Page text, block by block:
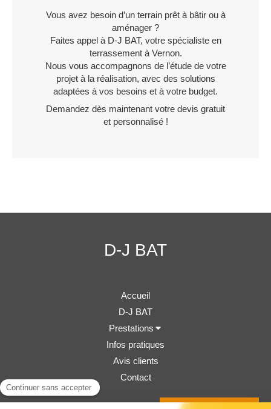
Vous avez besoin d’un terrain prêt à bâtir ou à
aménager ?
Faites appel à D-J BAT, votre spécialiste en
terrassement à Vernon.
Nous vous accompagnons de l’étude de votre
projet à la réalisation, avec des solutions
adaptées à vos besoins et à votre budget.
Demandez dès maintenant votre devis gratuit
et personnalisé !
D-J BAT
Accueil
D-J BAT
Prestations
Infos pratiques
Avis clients
Contact